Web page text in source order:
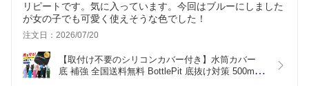
リピートです。気に入っています。今回はブルーにしました
が女の子でも可愛く使えそうな色でした！
注文日：2026/07/20
【取付け不要のシリコンカバー付き】水筒カバー
底 補強 全国送料無料 BottlePit 底抜け対策 500ml